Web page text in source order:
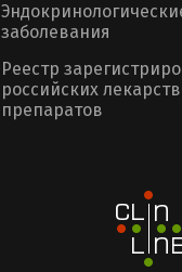
заболевания
Реестр
российских
препаратов